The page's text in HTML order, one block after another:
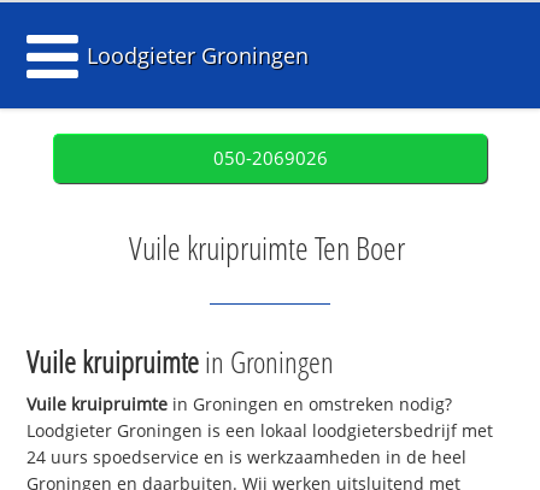
Loodgieter Groningen
050-2069026
Vuile kruipruimte Ten Boer
Vuile kruipruimtein Groningen
Vuile kruipruimte in Groningen en omstreken nodig?
Loodgieter Groningen is een lokaal loodgietersbedrijf met
24 uurs spoedservice en is werkzaamheden in de heel
Groningen en daarbuiten. Wij werken uitsluitend met